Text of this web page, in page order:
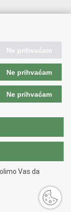
u Zadru (MCPA)
Ne prihvaćam
Ne prihvaćam
Ne prihvaćam
Vas da